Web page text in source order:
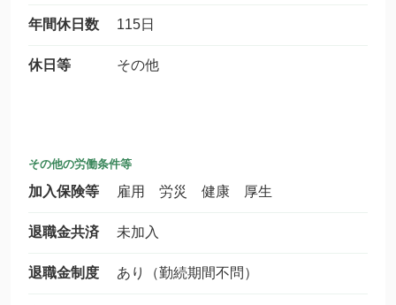
年間休日数 115日
休日等 その他
その他の労働条件等
加入保険等 雇用 労災 健康 厚生
退職金共済 未加入
退職金制度 あり（勤続期間不問）